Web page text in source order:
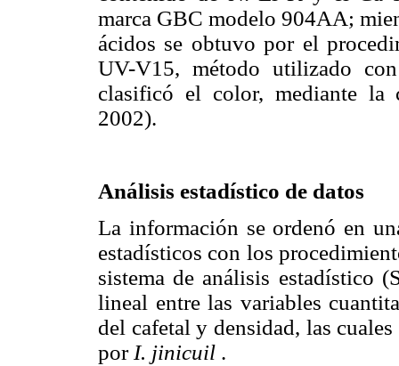
marca GBC modelo 904AA;
ácidos se obtuvo por el
UV-V15, método utilizado
clasificó el color, mediante la
2002).
Análisis estadístico de datos
La información se ordenó en
estadísticos con los
sistema de análisis estadístico
lineal entre las variables
del cafetal y densidad, las
por I. jinicuil .